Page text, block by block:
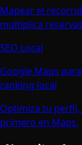
Mapear el
multiplica
SEO Local
Google Maps
ranking local
Optimiza tu perfil,
primero en Maps.